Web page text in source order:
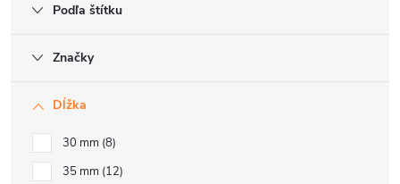
Podľa štítku
Značky
Dĺžka
30 mm 8
35 mm 12